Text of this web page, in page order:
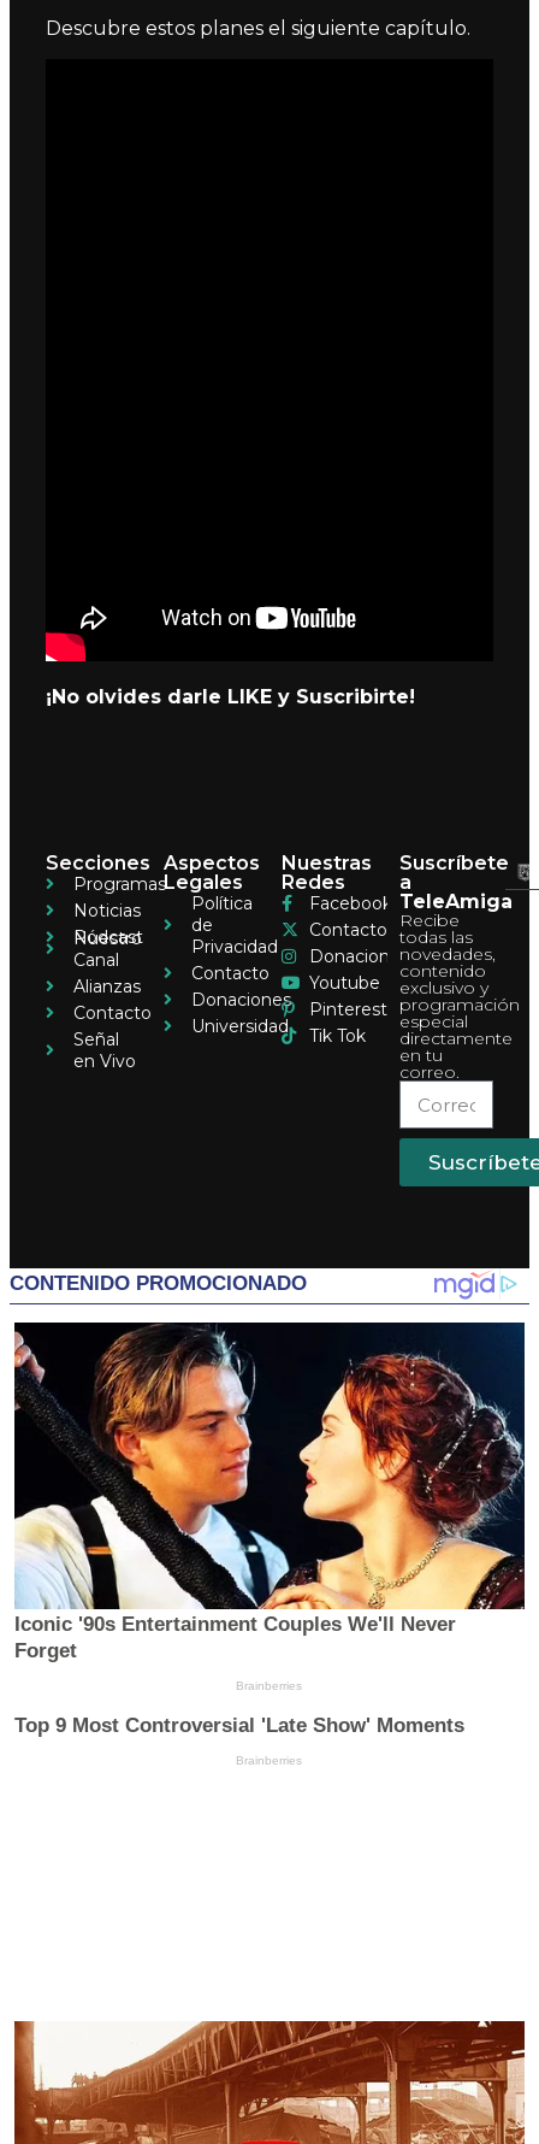
Descubre estos planes el siguiente capítulo.
¡No olvides darle LIKE y Suscribirte!
Secciones
Programas
Noticias
Pódcast
Nuestro
Canal
Alianzas
Contacto
Señal
en Vivo
Aspectos
Legales
Política
de
Privacidad
Contacto
Donaciones
Universidad
Nuestras
Redes
Facebook
Contacto
Donaciones
Youtube
Pinterest
Tik Tok
Suscríbete
a
TeleAmiga
Recibe
todas las
novedades,
contenido
exclusivo y
programación
especial
directamente
en tu
correo.